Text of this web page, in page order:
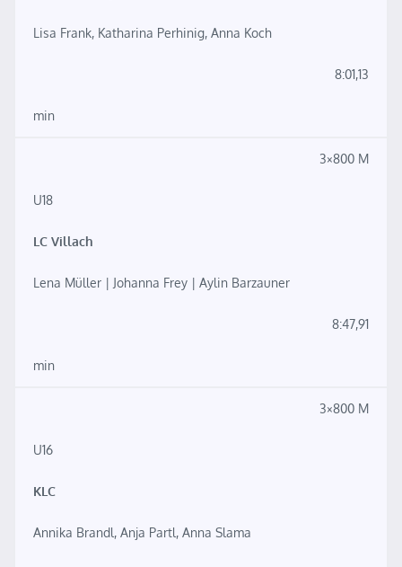
Lisa Frank, Katharina Perhinig, Anna Koch
8:01,13
min
3×800 M
U18
LC Villach
Lena Müller | Johanna Frey | Aylin Barzauner
8:47,91
min
3×800 M
U16
KLC
Annika Brandl, Anja Partl, Anna Slama